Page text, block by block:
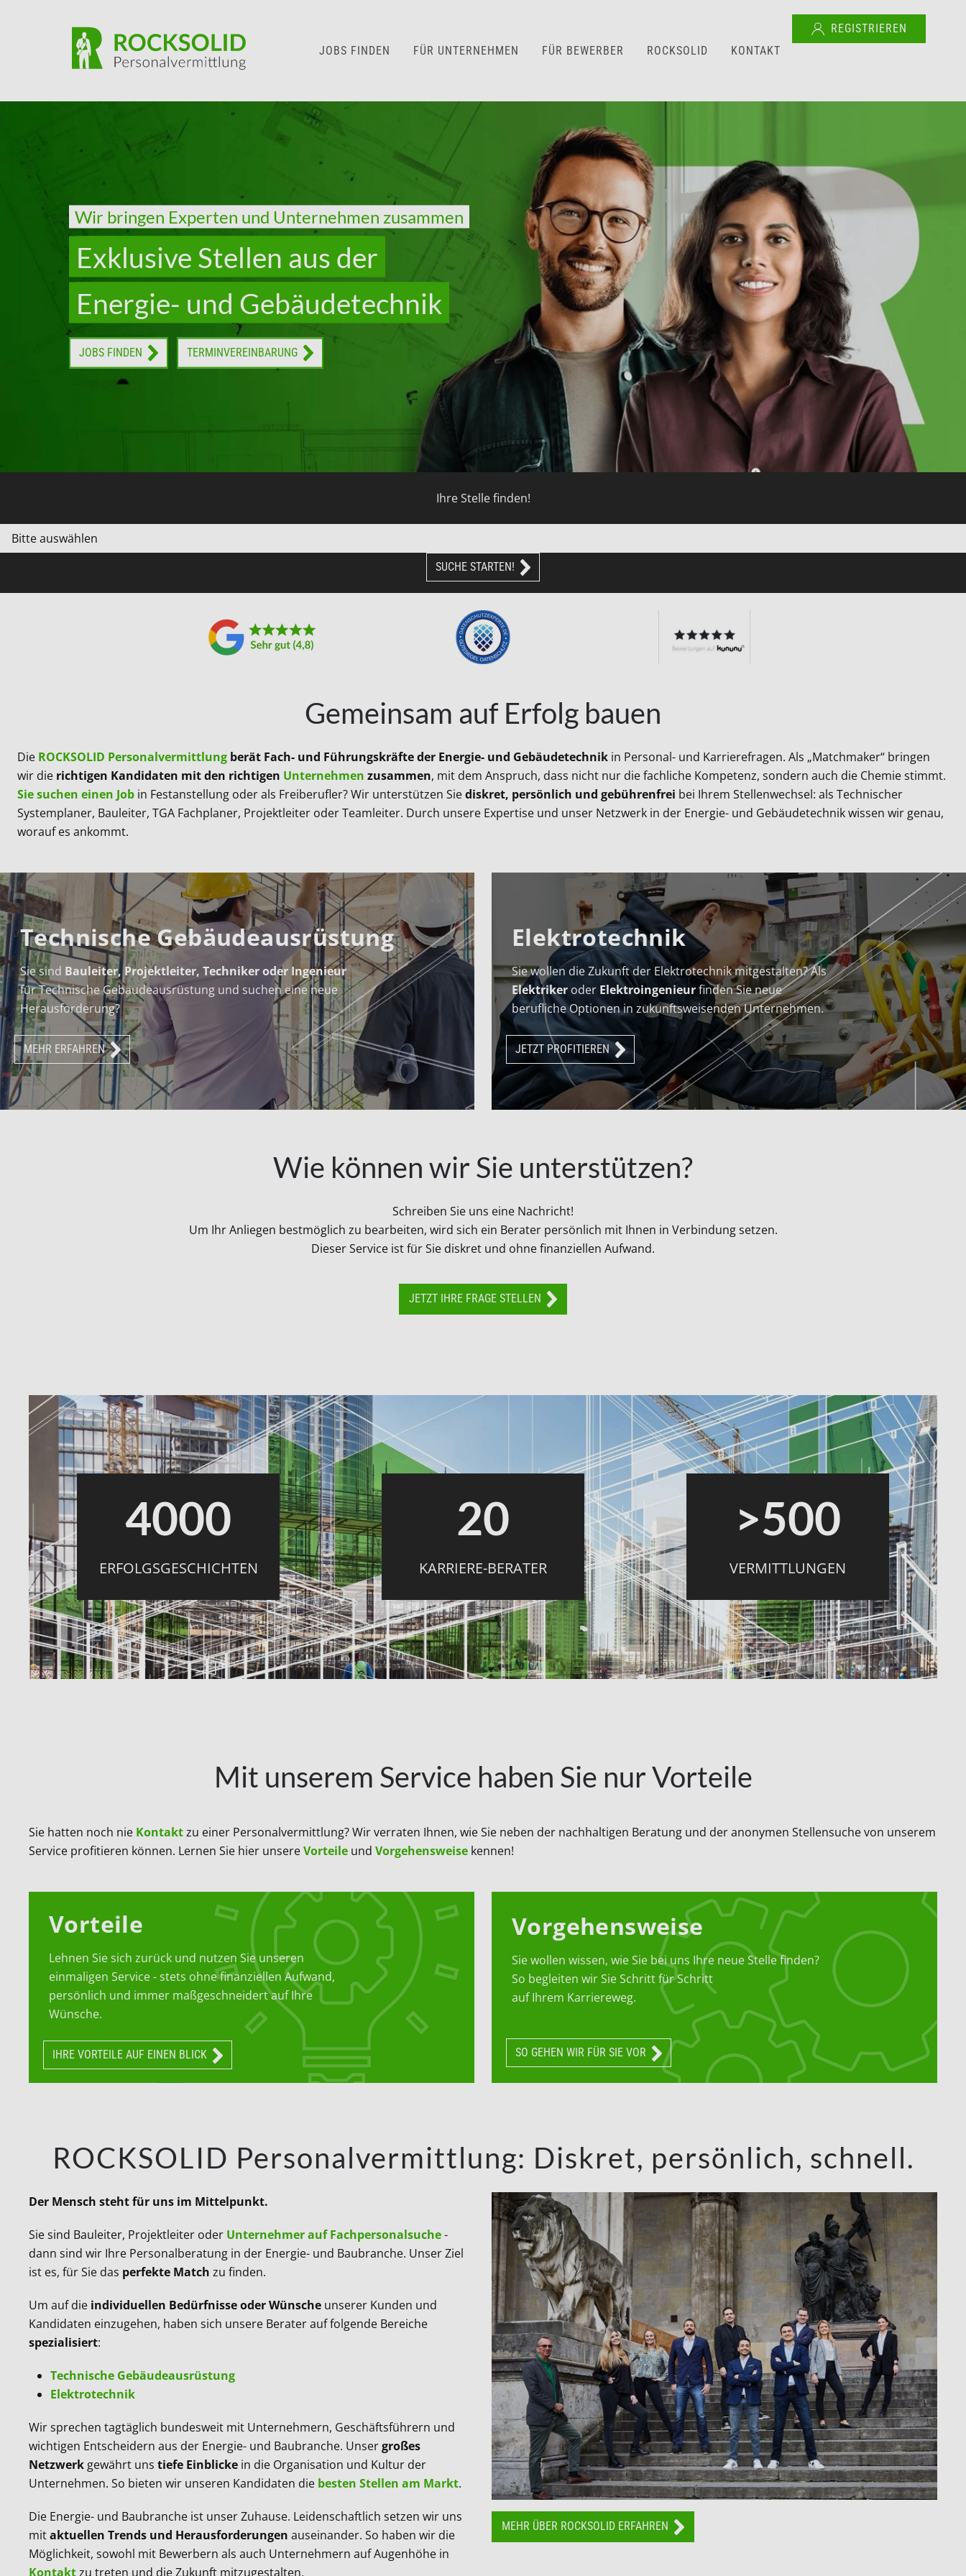
Skip to main content
JOBS FINDEN FÜR UNTERNEHMEN FÜR BEWERBER ROCKSOLID KONTAKT
REGISTRIEREN
Wir bringen Experten und Unternehmen zusammen
Exklusive Stellen aus der
Energie- und Gebäudetechnik
JOBS FINDEN TERMINVEREINBARUNG
Ihre Stelle finden!
SUCHE STARTEN!
Gemeinsam auf Erfolg bauen
Die ROCKSOLID Personalvermittlung berät Fach- und Führungskräfte der Energie- und Gebäudetechnik in Personal- und Karrierefragen. Als „Matchmaker“ bringen
wir die richtigen Kandidaten mit den richtigen Unternehmen zusammen, mit dem Anspruch, dass nicht nur die fachliche Kompetenz, sondern auch die Chemie stimmt.
Sie suchen einen Job in Festanstellung oder als Freiberufler? Wir unterstützen Siediskret, persönlich und gebührenfrei bei Ihrem Stellenwechsel: als Technischer
Systemplaner, Bauleiter, TGA Fachplaner, Projektleiter oder Teamleiter. Durch unsere Expertise und unser Netzwerk in der Energie- und Gebäudetechnik wissen wir genau,
worauf es ankommt.
Technische Gebäudeausrüstung
Sie sind Bauleiter, Projektleiter, Techniker oder Ingenieur
für Technische Gebäudeausrüstung und suchen eine neue
Herausforderung?
MEHR ERFAHREN
Elektrotechnik
Sie wollen die Zukunft der Elektrotechnik mitgestalten? Als
Elektriker oder Elektroingenieurfinden Sie neue
berufliche Optionen in zukunftsweisenden Unternehmen.
JETZT PROFITIEREN
Wie können wir Sie unterstützen?
Schreiben Sie uns eine Nachricht!
Um Ihr Anliegen bestmöglich zu bearbeiten, wird sich ein Berater persönlich mit Ihnen in Verbindung setzen.
Dieser Service ist für Sie diskret und ohne finanziellen Aufwand.
JETZT IHRE FRAGE STELLEN
4000
ERFOLGSGESCHICHTEN
20
KARRIERE-BERATER
>500
VERMITTLUNGEN
Mit unserem Service haben Sie nur Vorteile
Sie hatten noch nie Kontaktzu einer Personalvermittlung? Wir verraten Ihnen, wie Sie neben der nachhaltigen Beratung und der anonymen Stellensuche von unserem
Service profitieren können. Lernen Sie hier unsereVorteile und Vorgehensweise kennen!
Vorteile
Lehnen Sie sich zurück und nutzen Sie unseren
einmaligen Service - stets ohne finanziellen Aufwand,
persönlich und immer maßgeschneidert auf Ihre
Wünsche.
IHRE VORTEILE AUF EINEN BLICK
Vorgehensweise
Sie wollen wissen, wie Sie bei uns Ihre neue Stelle finden?
So begleiten wir Sie Schritt für Schritt
auf Ihrem Karriereweg.
SO GEHEN WIR FÜR SIE VOR
ROCKSOLID Personalvermittlung: Diskret, persönlich, schnell.
Der Mensch steht für uns im Mittelpunkt.
Sie sind Bauleiter, Projektleiter oder Unternehmer auf Fachpersonalsuche-
dann sind wir Ihre Personalberatung in der Energie- und Baubranche. Unser Ziel
ist es, für Sie das perfekte Match zu finden.
Um auf die individuellen Bedürfnisse oder Wünsche unserer Kunden und
Kandidaten einzugehen, haben sich unsere Berater auf folgende Bereiche
spezialisiert:
Technische Gebäudeausrüstung
Elektrotechnik
Wir sprechen tagtäglich bundesweit mit Unternehmern, Geschäftsführern und
wichtigen Entscheidern aus der Energie- und Baubranche. Unsergroßes
Netzwerk gewährt uns tiefe Einblicke in die Organisation und Kultur der
Unternehmen. So bieten wir unseren Kandidaten die besten Stellen am Markt.
Die Energie- und Baubranche ist unser Zuhause. Leidenschaftlich setzen wir uns
mitaktuellen Trends und Herausforderungen auseinander. So haben wir die
Möglichkeit, sowohl mit Bewerbern als auch Unternehmern auf Augenhöhe in
Kontakt zu treten und die Zukunft mitzugestalten.
MEHR ÜBER ROCKSOLID ERFAHREN